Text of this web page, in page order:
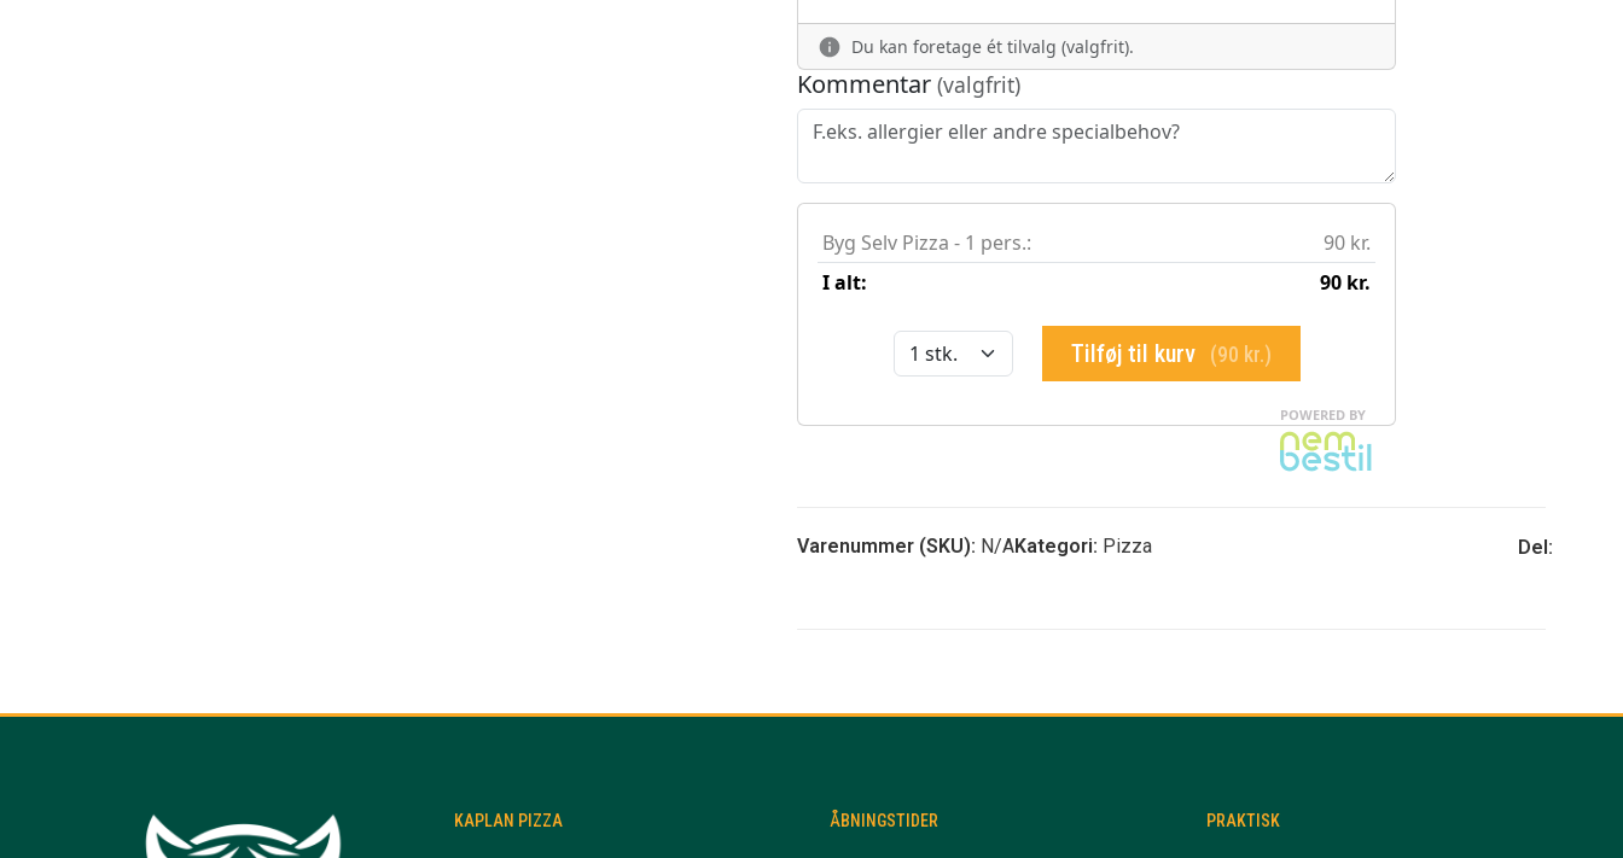
Varenummer (SKU): N/AKategori: Pizza Del:
KAPLAN PIZZA ÅBNINGSTIDER PRAKTISK